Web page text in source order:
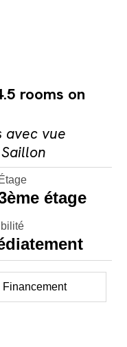
rooms on
avec vue
Étage
étage
Financement